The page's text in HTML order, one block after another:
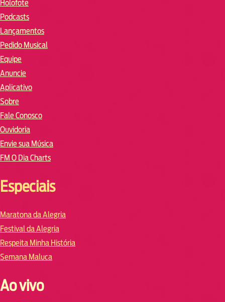
Holofote
Podcasts
Lançamentos
Pedido Musical
Equipe
Anuncie
Aplicativo
Sobre
Fale Conosco
Ouvidoria
Envie sua Música
FM O Dia Charts
Especiais
Maratona da Alegria
Festival da Alegria
Respeita Minha História
Semana Maluca
Ao vivo